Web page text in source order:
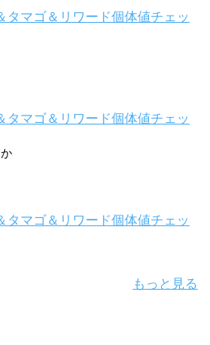
タマゴ＆リワード個体値チェッ
タマゴ＆リワード個体値チェッ
タマゴ＆リワード個体値チェッ
もっと見る